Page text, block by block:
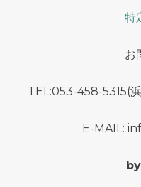
特
お
TEL:053-458-5315(
E-MAIL: